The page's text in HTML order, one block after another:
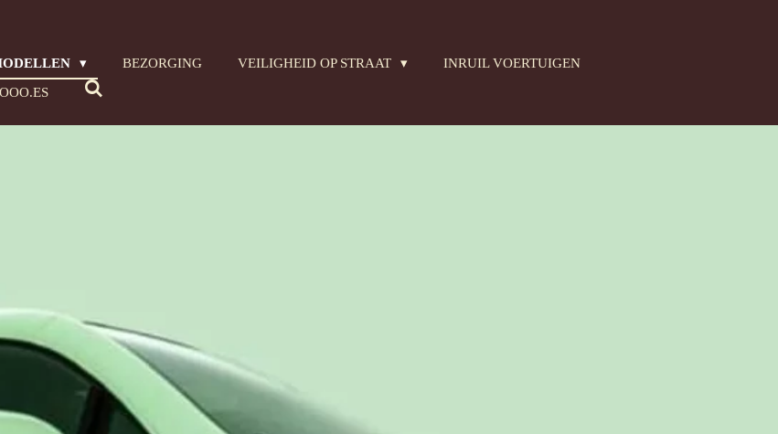
BEZORGING VEILIGHEID OP STRAAT
INRUIL VOERTUIGEN